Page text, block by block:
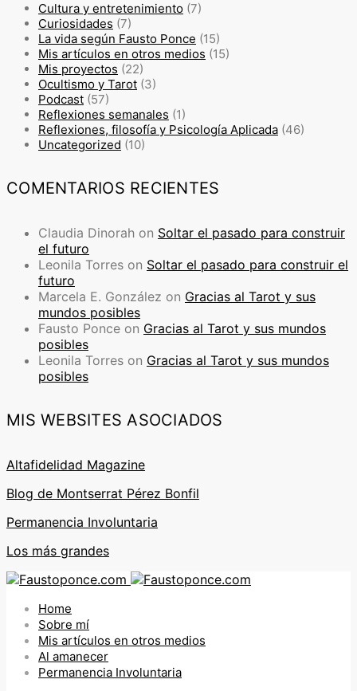
Cultura y entretenimiento (7)
Curiosidades (7)
La vida según Fausto Ponce (15)
Mis artículos en otros medios (15)
Mis proyectos (22)
Ocultismo y Tarot (3)
Podcast (57)
Reflexiones semanales (1)
Reflexiones, filosofía y Psicología Aplicada (46)
Uncategorized (10)
COMENTARIOS RECIENTES
Claudia Dinorah on Soltar el pasado para construir
el futuro
Leonila Torres on Soltar el pasado para construir el
futuro
Marcela E. González on Gracias al Tarot y sus
mundos posibles
Fausto Ponce on Gracias al Tarot y sus mundos
posibles
Leonila Torres on Gracias al Tarot y sus mundos
posibles
MIS WEBSITES ASOCIADOS
Altafidelidad Magazine
Blog de Montserrat Pérez Bonfil
Permanencia Involuntaria
Los más grandes
Home
Sobre mí
Mis artículos en otros medios
Al amanecer
Permanencia Involuntaria